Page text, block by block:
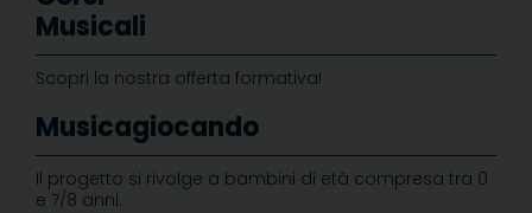
Musicali
Scopri la nostra offerta formativa!
Musicagiocando
Il progetto si rivolge a bambini di età compresa tra 0
e 7/8 anni.